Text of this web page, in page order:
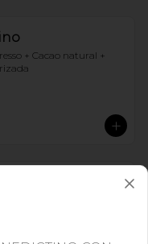
+ Cacao natural +
+ syrup de menta